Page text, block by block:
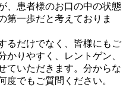
、患者様のお口の中の状態
第一歩だと考えておりま
るだけでなく、皆様にもご
かりやすく、レントゲン、
ていただきます。分からな
度でもご質問ください。